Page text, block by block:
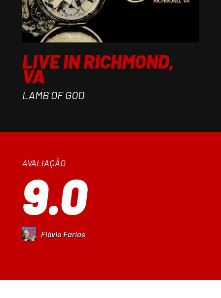
LIVE IN RICHMOND,
VA
LAMB OF GOD
AVALIAÇÃO
9.0
Flávio Farias